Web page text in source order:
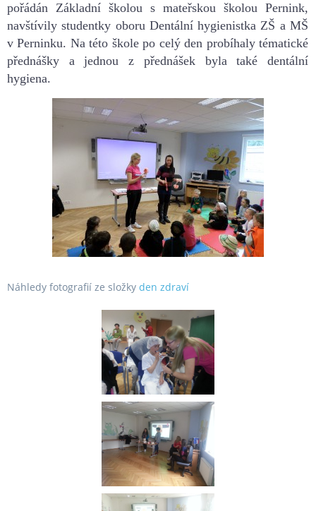
pořádán Základní školou s mateřskou školou Pernink,
navštívily studentky oboru Dentální hygienistka ZŠ a MŠ
v Perninku. Na této škole po celý den probíhaly tématické
přednášky a jednou z přednášek byla také dentální
hygiena.
Náhledy fotografií ze složky den zdraví